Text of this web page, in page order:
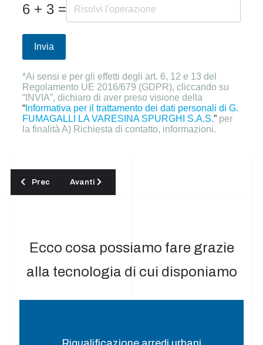
6 + 3 =
Invia
*Ai sensi e per gli effetti degli art. 6, 12 e 13 del
Regolamento UE 2016/679 (GDPR), cliccando su
“INVIA”, dichiaro di aver preso visione della
“ Informativa per il trattamento dei dati personali di G.
FUMAGALLI LA VARESINA SPURGHI S.A.S.” per
la finalità A) Richiesta di contatto, informazioni.
Articolo precedente: Pulizia degli impianti fotovoltaici a Como
Prec Articolo successivo: Lavaggio impianti
Avanti
Ecco cosa possiamo fare grazie
alla tecnologia di cui disponiamo